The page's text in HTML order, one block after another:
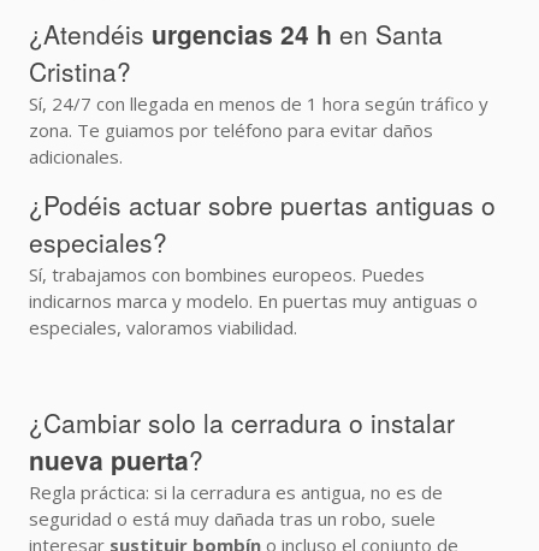
¿Atendéis urgencias 24 h en Santa
Cristina?
Sí, 24/7 con llegada en menos de 1 hora según tráfico y
zona. Te guiamos por teléfono para evitar daños
adicionales.
¿Podéis actuar sobre puertas antiguas o
especiales?
Sí, trabajamos con bombines europeos. Puedes
indicarnos marca y modelo. En puertas muy antiguas o
especiales, valoramos viabilidad.
¿Cambiar solo la cerradura o instalar
nueva puerta?
Regla práctica: si la cerradura es antigua, no es de
seguridad o está muy dañada tras un robo, suele
interesar sustituir bombín o incluso el conjunto de